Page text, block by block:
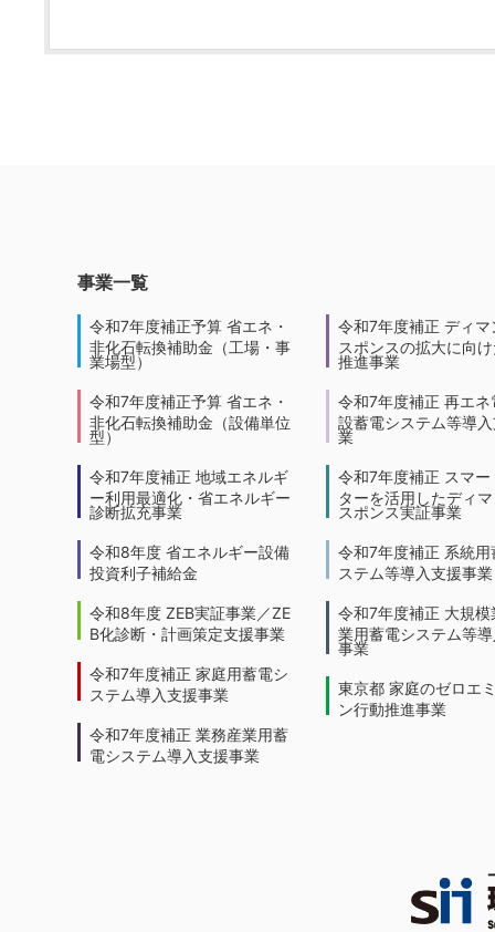
事業一覧
令和7年度補正予算 省エネ・
非化石転換補助金（工場・事
業場型）
令和7年度補正予算 省エネ・
非化石転換補助金（設備単位
型）
令和7年度補正 地域エネルギ
ー利用最適化・省エネルギー
診断拡充事業
令和8年度 省エネルギー設備
投資利子補給金
令和8年度 ZEB実証事業／ZE
B化診断・計画策定支援事業
令和7年度補正 家庭用蓄電シ
ステム導入支援事業
令和7年度補正 業務産業用蓄
電システム導入支援事業
令和7年度補正 ディマ
スポンスの拡大に向
推進事業
令和7年度補正 再エネ
設蓄電システム等導
業
令和7年度補正 スマー
ターを活用したディ
スポンス実証事業
令和7年度補正 系統用
ステム等導入支援事業
令和7年度補正 大規模
業用蓄電システム等
事業
東京都 家庭のゼロエ
ン行動推進事業